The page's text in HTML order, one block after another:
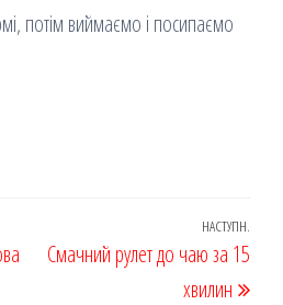
потім виймаємо і посипаємо
НАСТУПН.
Смачний рулет до чаю за 15
хвилин